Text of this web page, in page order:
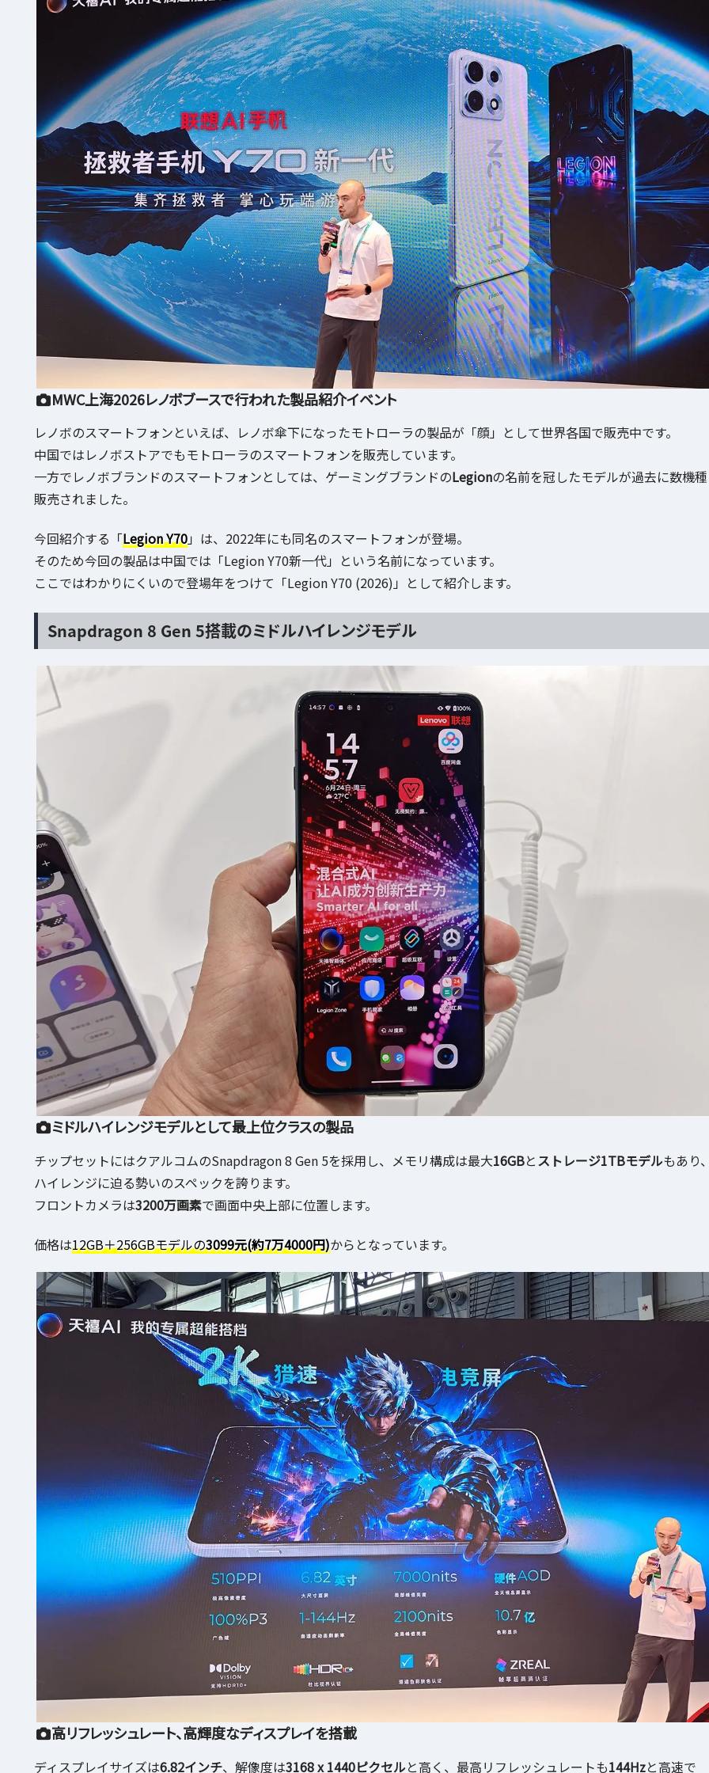
MWC上海2026レノボブースで行われた製品紹介イベント
レノボのスマートフォンといえば、レノボ傘下になったモトローラの製品が「顔」として世界各国で販売中です。
中国ではレノボストアでもモトローラのスマートフォンを販売しています。
一方でレノボブランドのスマートフォンとしては、ゲーミングブランドのLegionの名前を冠したモデルが過去に数機種
販売されました。
今回紹介する「Legion Y70」は、2022年にも同名のスマートフォンが登場。
そのため今回の製品は中国では「Legion Y70新一代」という名前になっています。
ここではわかりにくいので登場年をつけて「Legion Y70 (2026)」として紹介します。
Snapdragon 8 Gen 5搭載のミドルハイレンジモデル
ミドルハイレンジモデルとして最上位クラスの製品
チップセットにはクアルコムのSnapdragon 8 Gen 5を採用し、メモリ構成は最大16GBとストレージ1TBモデルもあり
ハイレンジに迫る勢いのスペックを誇ります。
フロントカメラは3200万画素で画面中央上部に位置します。
価格は12GB＋256GBモデルの3099元(約7万4000円)からとなっています。
高リフレッシュレート、高輝度なディスプレイを搭載
ディスプレイサイズは6.82インチ、解像度は3168 x 1440ピクセルと高く、最高リフレッシュレートも144Hzと高速で